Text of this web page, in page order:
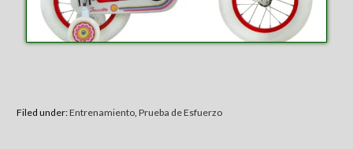
Filed under:Entrenamiento, Prueba de Esfuerzo